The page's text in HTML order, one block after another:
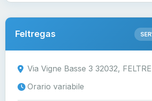
Feltregas
Via Vigne Basse 3 32032, FELTRE
Orario variabile